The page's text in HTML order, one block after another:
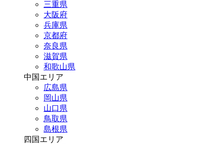
三重県
大阪府
兵庫県
京都府
奈良県
滋賀県
和歌山県
中国エリア
広島県
岡山県
山口県
鳥取県
島根県
四国エリア